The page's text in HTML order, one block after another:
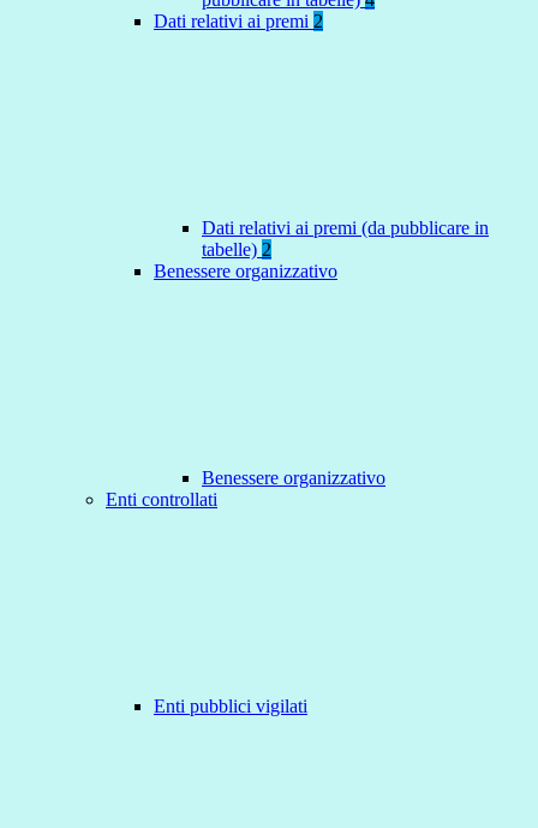
Dati relativi ai premi 2
Dati relativi ai premi (da pubblicare in
tabelle) 2
Benessere organizzativo
Benessere organizzativo
Enti controllati
Enti pubblici vigilati